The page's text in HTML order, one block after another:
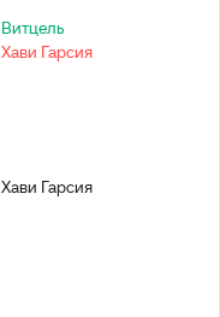
Витцель
Хави Гарсия
Хави Гарсия